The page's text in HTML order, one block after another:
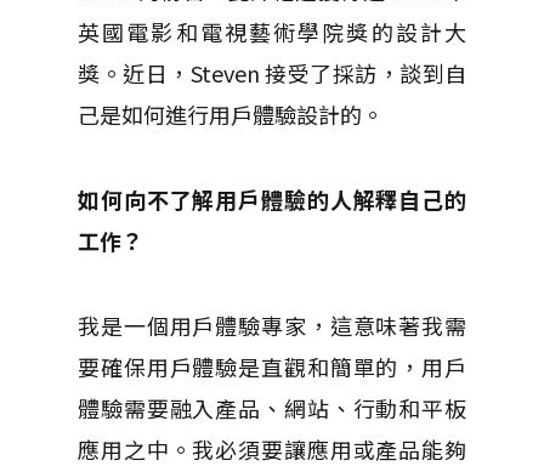
英國電影和電視藝術學院獎的設計大
獎。 近日，Steven 接受了採訪，談到自
己是如何進行用戶體驗設計的。
如何向不了解用戶體驗的人解釋自己的
工作？
我是一個用戶體驗專家，這意味著我需
要確保用戶體驗是直觀和簡單的，用戶
體驗需要融入產品、網站、行動和平板
應用之中。我必須要讓應用或產品能夠